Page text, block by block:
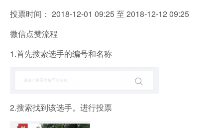
投票时间： 2018-12-01 09:25 至 2018-12-12 09:25
微信点赞流程
1.首先搜索选手的编号和名称
2.搜索找到该选手。进行投票